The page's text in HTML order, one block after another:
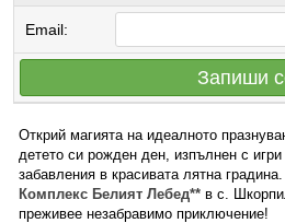
Email:
Запиши
Открий магията на идеалното
детето си рожден ден, изпълнен с
забавления в красивата лятна
Комплекс Белият Лебед** в с.
преживее незабравимо приключение!